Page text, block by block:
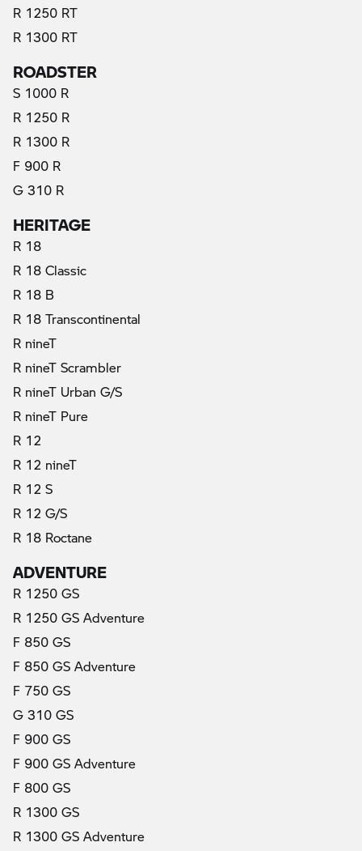
R 1250 RT
R 1300 RT
ROADSTER
S 1000 R
R 1250 R
R 1300 R
F 900 R
G 310 R
HERITAGE
R 18
R 18 Classic
R 18 B
R 18 Transcontinental
R nineT
R nineT Scrambler
R nineT Urban G/S
R nineT Pure
R 12
R 12 nineT
R 12 S
R 12 G/S
R 18 Roctane
ADVENTURE
R 1250 GS
R 1250 GS Adventure
F 850 GS
F 850 GS Adventure
F 750 GS
G 310 GS
F 900 GS
F 900 GS Adventure
F 800 GS
R 1300 GS
R 1300 GS Adventure